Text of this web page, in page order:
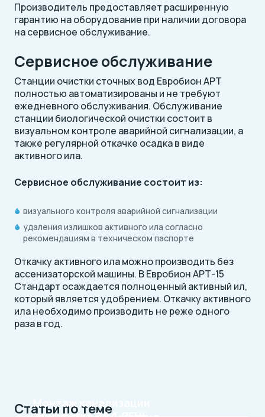
Производитель предоставляет расширенную
гарантию на оборудование при наличии договора
на сервисное обслуживание.
Сервисное обслуживание
Станции очистки сточных вод Евробион АРТ
полностью автоматизированы и не требуют
ежедневного обслуживания. Обслуживание
станции биологической очистки состоит в
визуальном контроле аварийной сигнализации, а
также регулярной откачке осадка в виде
активного ила.
Сервисное обслуживание состоит из:
визуального контроля аварийной сигнализации
удаления излишков активного ила согласно
рекомендациям в техническом паспорте
Откачку активного ила можно производить без
ассенизаторской машины. В Евробион АРТ-15
Стандарт осаждается полноценный активный ил,
который является удобрением. Откачку активного
ила необходимо производить не реже одного
раза в год.
Монтаж канализации
Статьи по теме